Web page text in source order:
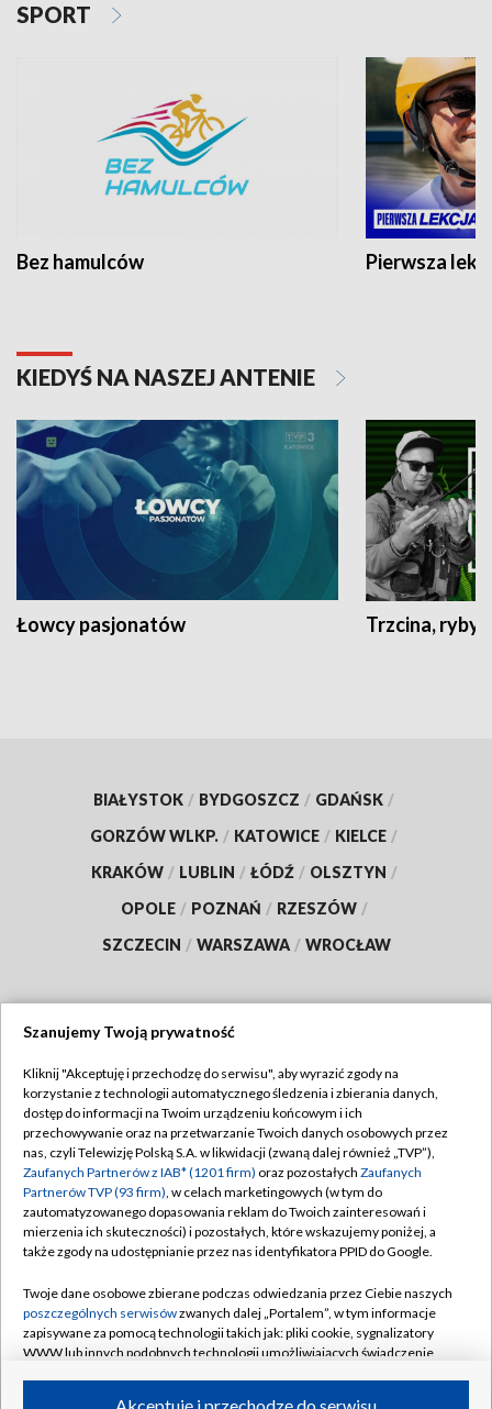
SPORT
Bez hamulców Pierwsza
KIEDYŚ NA NASZEJ ANTENIE
Łowcy pasjonatów Trzcina, ryby
BIAŁYSTOK / BYDGOSZCZ / GDAŃSK /
GORZÓW WLKP. / KATOWICE / KIELCE /
KRAKÓW / LUBLIN / ŁÓDŹ / OLSZTYN /
OPOLE / POZNAŃ / RZESZÓW /
SZCZECIN / WARSZAWA / WROCŁAW
TVP
Abonament TVP
Emisja w TVP
Centrum informacji TVP
Naziemna Telewizja Cyfrowa
Rada Programowa
System NOS
Informacje o nadawcy
Regulamin TVP
Polityka prywatności
Moje zgody
Pomoc
Kontakt
Kanały
Szanujemy Twoją prywatność
Kliknij "Akceptuję i przechodzę do serwisu", aby wyrazić zgody na
korzystanie z technologii automatycznego śledzenia i zbierania danych,
dostęp do informacji na Twoim urządzeniu końcowym i ich
przechowywanie oraz na przetwarzanie Twoich danych osobowych przez
nas, czyli Telewizję Polską S.A. w likwidacji (zwaną dalej również „TVP”),
Zaufanych Partnerów z IAB* (1201 firm) oraz pozostałych Zaufanych
Partnerów TVP (93 firm), w celach marketingowych (w tym do
zautomatyzowanego dopasowania reklam do Twoich zainteresowań i
mierzenia ich skuteczności) i pozostałych, które wskazujemy poniżej, a
także zgody na udostępnianie przez nas identyfikatora PPID do Google.
Twoje dane osobowe zbierane podczas odwiedzania przez Ciebie naszych
poszczególnych serwisówzwanych dalej „Portalem”, w tym informacje
zapisywane za pomocą technologii takich jak: pliki cookie, sygnalizatory
WWW lub innych podobnych technologii umożliwiających świadczenie